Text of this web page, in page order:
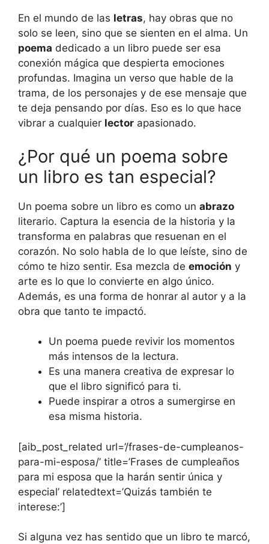
En el mundo de las letras, hay obras que no
solo se leen, sino que se sienten en el alma. Un
poema dedicado a un libro puede ser esa
conexión mágica que despierta emociones
profundas. Imagina un verso que hable de la
trama, de los personajes y de ese mensaje que
te deja pensando por días. Eso es lo que hace
vibrar a cualquier lector apasionado.
¿Por qué un poema sobre
un libro es tan especial?
Un poema sobre un libro es como un abrazo
literario. Captura la esencia de la historia y la
transforma en palabras que resuenan en el
corazón. No solo habla de lo que leíste, sino de
cómo te hizo sentir. Esa mezcla de emoción y
arte es lo que lo convierte en algo único.
Además, es una forma de honrar al autor y a la
obra que tanto te impactó.
Un poema puede revivir los momentos
más intensos de la lectura.
Es una manera creativa de expresar lo
que el libro significó para ti.
Puede inspirar a otros a sumergirse en
esa misma historia.
[aib_post_related url=’/frases-de-cumpleanos-
para-mi-esposa/’ title=’Frases de cumpleaños
para mi esposa que la harán sentir única y
especial’ relatedtext=’Quizás también te
interese:’]
Si alguna vez has sentido que un libro te marcó,